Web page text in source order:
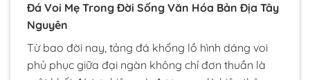
Đá Voi Mẹ Trong Đời Sống Văn Hóa Bản Địa Tây
Nguyên
Từ bao đời nay, tảng đá khổng lồ hình dáng voi
phủ phục giữa đại ngàn không chỉ đơn thuần là